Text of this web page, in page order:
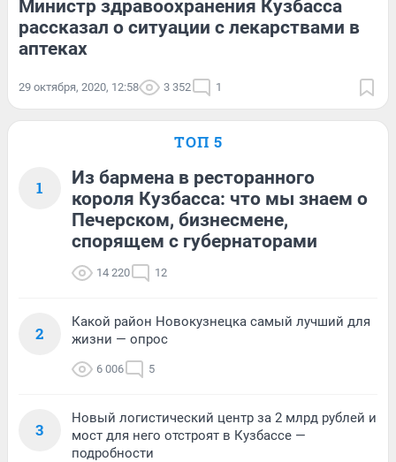
Министр здравоохранения Кузбасса
рассказал о ситуации с лекарствами в
аптеках
29 октября, 2020, 12:58 3 352 1
ТОП 5
1
Из бармена в ресторанного
короля Кузбасса: что мы знаем о
Печерском, бизнесмене,
спорящем с губернаторами
14 220 12
2
Какой район Новокузнецка самый лучший для
жизни — опрос
6 006 5
3
Новый логистический центр за 2 млрд рублей и
мост для него отстроят в Кузбассе —
подробности